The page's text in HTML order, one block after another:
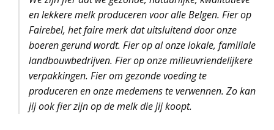
en lekkere melk produceren voor alle Belgen. Fier op
Fairebel, het faire merk dat uitsluitend door onze
boeren gerund wordt. Fier op al onze lokale, familiale
landbouwbedrijven. Fier op onze milieuvriendelijkere
verpakkingen. Fier om gezonde voeding te
produceren en onze medemens te verwennen. Zo kan
jij ook fier zijn op de melk die jij koopt.